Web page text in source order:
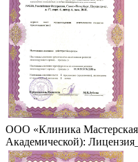
ООО «Клиника Мастерская
Академической):